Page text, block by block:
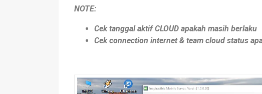
NOTE:
Cek tanggal aktif CLOUD apakah masih berlaku
Cek connection internet & team cloud status